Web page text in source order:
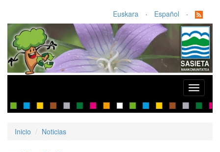
Euskara · Español ·
Toggle
Inicio Noticias